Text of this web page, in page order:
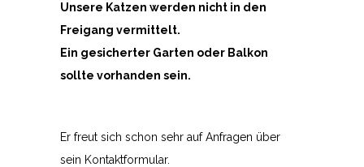
Unsere Katzen werden nicht in den
Freigang vermittelt.
Ein gesicherter Garten oder Balkon
sollte vorhanden sein.
Er freut sich schon sehr auf Anfragen über
sein Kontaktformular.